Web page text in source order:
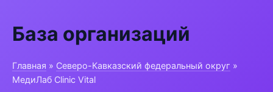
База организаций
Главная » Северо-Кавказский федеральный округ »
МедиЛаб Clinic Vital